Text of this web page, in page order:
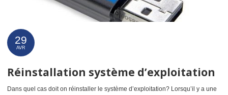
29
AVR
Réinstallation système d’exploitation
Dans quel cas doit on réinstaller le système d’exploitation? Lorsqu’il y a une